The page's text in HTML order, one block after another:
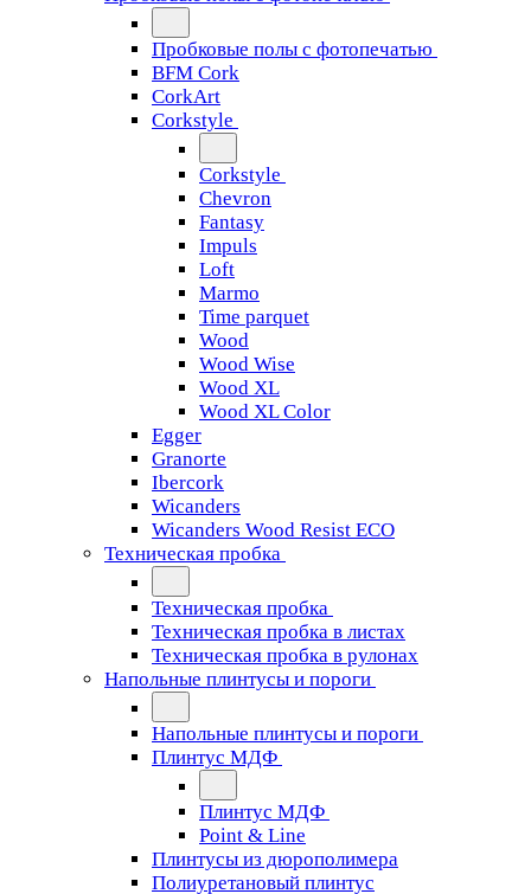
Пробковые полы с фотопечатью
BFM Cork
CorkArt
Corkstyle
Corkstyle
Chevron
Fantasy
Impuls
Loft
Marmo
Time parquet
Wood
Wood Wise
Wood XL
Wood XL Color
Egger
Granorte
Ibercork
Wicanders
Wicanders Wood Resist ECO
Техническая пробка
Техническая пробка
Техническая пробка в листах
Техническая пробка в рулонах
Напольные плинтусы и пороги
Напольные плинтусы и пороги
Плинтус МДФ
Плинтус МДФ
Point & Line
Плинтусы из дюрополимера
Полиуретановый плинтус